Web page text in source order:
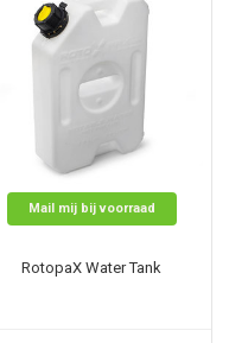
Mail mij bij voorraad
RotopaX Water Tank